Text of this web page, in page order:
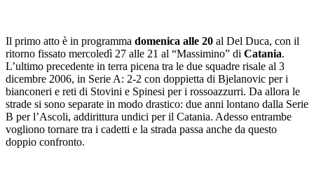
Il primo atto è in programma domenica alle 20 al Del Duca, con il
ritorno fissato mercoledì 27 alle 21 al “Massimino” di Catania.
L’ultimo precedente in terra picena tra le due squadre risale al 3
dicembre 2006, in Serie A: 2-2 con doppietta di Bjelanovic per i
bianconeri e reti di Stovini e Spinesi per i rossoazzurri. Da allora le
strade si sono separate in modo drastico: due anni lontano dalla Serie
B per l’Ascoli, addirittura undici per il Catania. Adesso entrambe
vogliono tornare tra i cadetti e la strada passa anche da questo
doppio confronto.